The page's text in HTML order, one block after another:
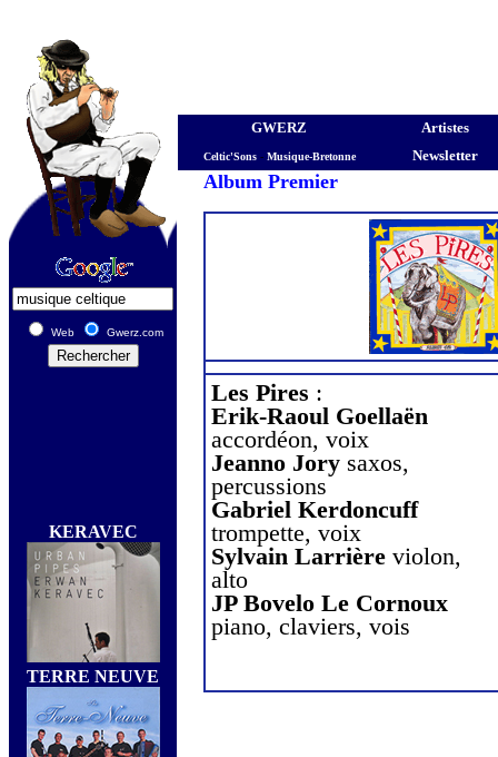
GWERZ Artistes
Celtic'Sons- Musique-Bretonne Newsletter
Web Gwerz.com
KERAVEC
TERRE NEUVE
Album Premier
Les Pires :
Erik-Raoul Goellaën
accordéon, voix
Jeanno Jory saxos,
percussions
Gabriel Kerdoncuff
trompette, voix
Sylvain Larrière violon,
alto
JP Bovelo Le Cornoux
piano, claviers, vois